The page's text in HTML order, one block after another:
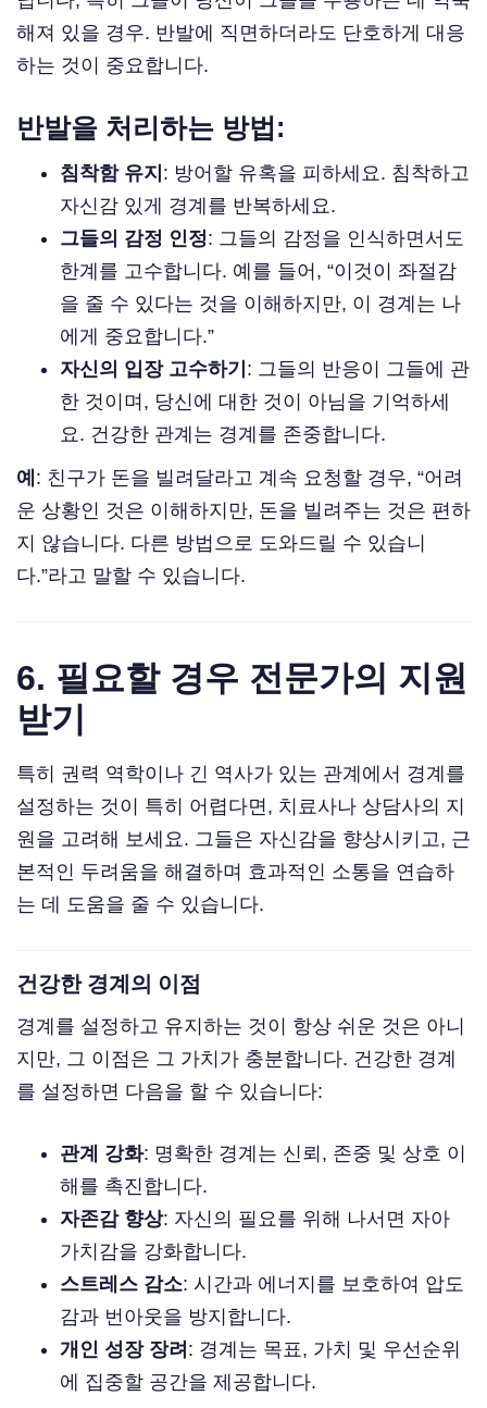
해져 있을 경우. 반발에 직면하더라도 단호하게 대응
하는 것이 중요합니다.
반발을 처리하는 방법:
침착함 유지 : 방어할 유혹을 피하세요. 침착하고
자신감 있게 경계를 반복하세요.
그들의 감정 인정: 그들의 감정을 인식하면서도
한계를 고수합니다. 예를 들어, “이것이 좌절감
을 줄 수 있다는 것을 이해하지만, 이 경계는 나
에게 중요합니다.”
자신의 입장 고수하기 : 그들의 반응이 그들에 관
한 것이며, 당신에 대한 것이 아님을 기억하세
요. 건강한 관계는 경계를 존중합니다.
예 : 친구가 돈을 빌려달라고 계속 요청할 경우, “어려
운 상황인 것은 이해하지만, 돈을 빌려주는 것은 편하
지 않습니다. 다른 방법으로 도와드릴 수 있습니
다.”라고 말할 수 있습니다.
6. 필요할 경우 전문가의 지원
받기
특히 권력 역학이나 긴 역사가 있는 관계에서 경계를
설정하는 것이 특히 어렵다면, 치료사나 상담사의 지
원을 고려해 보세요. 그들은 자신감을 향상시키고, 근
본적인 두려움을 해결하며 효과적인 소통을 연습하
는 데 도움을 줄 수 있습니다.
건강한 경계의 이점
경계를 설정하고 유지하는 것이 항상 쉬운 것은 아니
지만, 그 이점은 그 가치가 충분합니다. 건강한 경계
를 설정하면 다음을 할 수 있습니다:
관계 강화: 명확한 경계는 신뢰, 존중 및 상호 이
해를 촉진합니다.
자존감 향상: 자신의 필요를 위해 나서면 자아
가치감을 강화합니다.
스트레스 감소: 시간과 에너지를 보호하여 압도
감과 번아웃을 방지합니다.
개인 성장 장려 : 경계는 목표, 가치 및 우선순위
에 집중할 공간을 제공합니다.